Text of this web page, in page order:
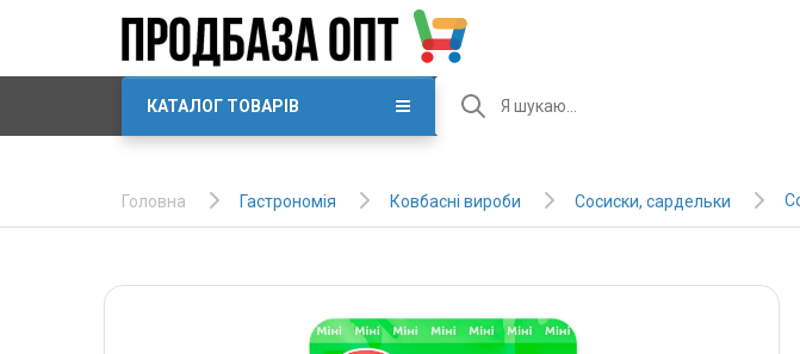
КАТАЛОГ ТОВАРІВ
Головна Гастрономія Ковбасні вироби Сосиски, сардельки